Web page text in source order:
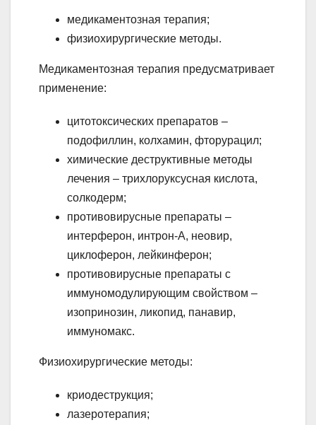
медикаментозная терапия;
физиохирургические методы.
Медикаментозная терапия предусматривает
применение:
цитотоксических препаратов –
подофиллин, колхамин, фторурацил;
химические деструктивные методы
лечения – трихлоруксусная кислота,
солкодерм;
противовирусные препараты –
интерферон, интрон-А, неовир,
циклоферон, лейкинферон;
противовирусные препараты с
иммуномодулирующим свойством –
изопринозин, ликопид, панавир,
иммуномакс.
Физиохирургические методы:
криодеструкция;
лазеротерапия;